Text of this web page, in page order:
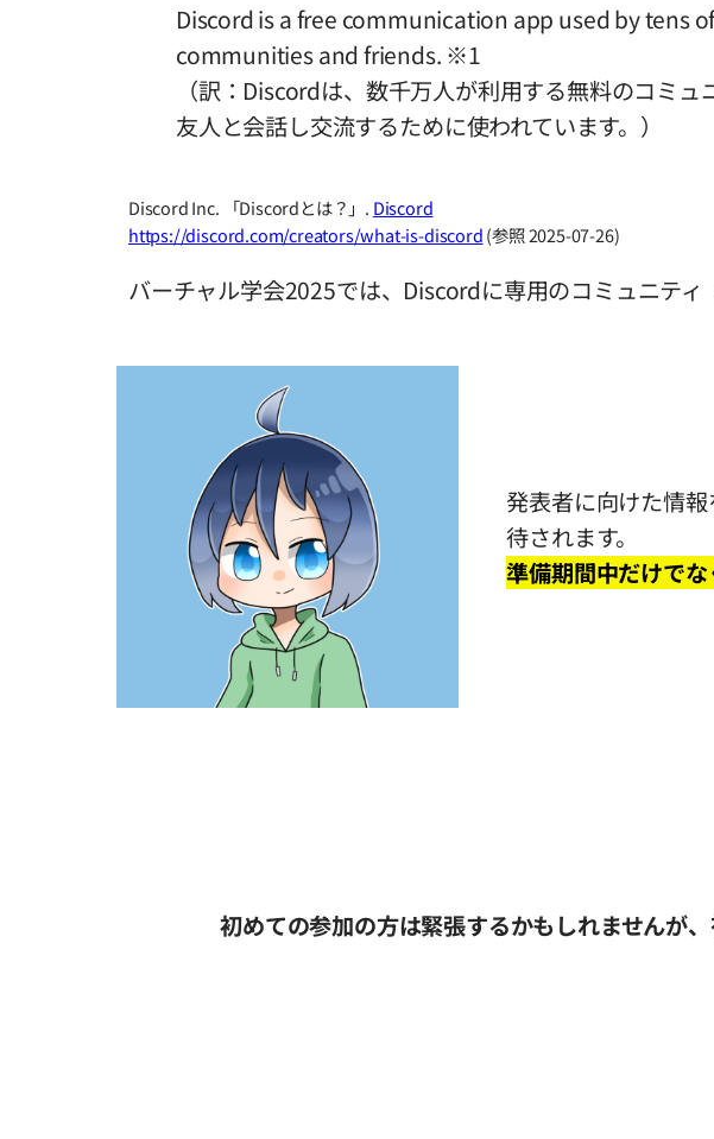
Discord is a free communication app used by
communities and friends. ※1
（訳：Discordは、数千万人が利用する無料のコミ
友人と会話し交流するために使われています。）
Discord Inc. 「Discordとは？」. Discord
https://discord.com/creators/what-is-discord(参照 2025-07-26)
バーチャル学会2025では、Discordに専用のコミュニテ
発表者に向けた情
待されます。
準備期間中だけで
初めての参加の方は緊張するかもしれませんが